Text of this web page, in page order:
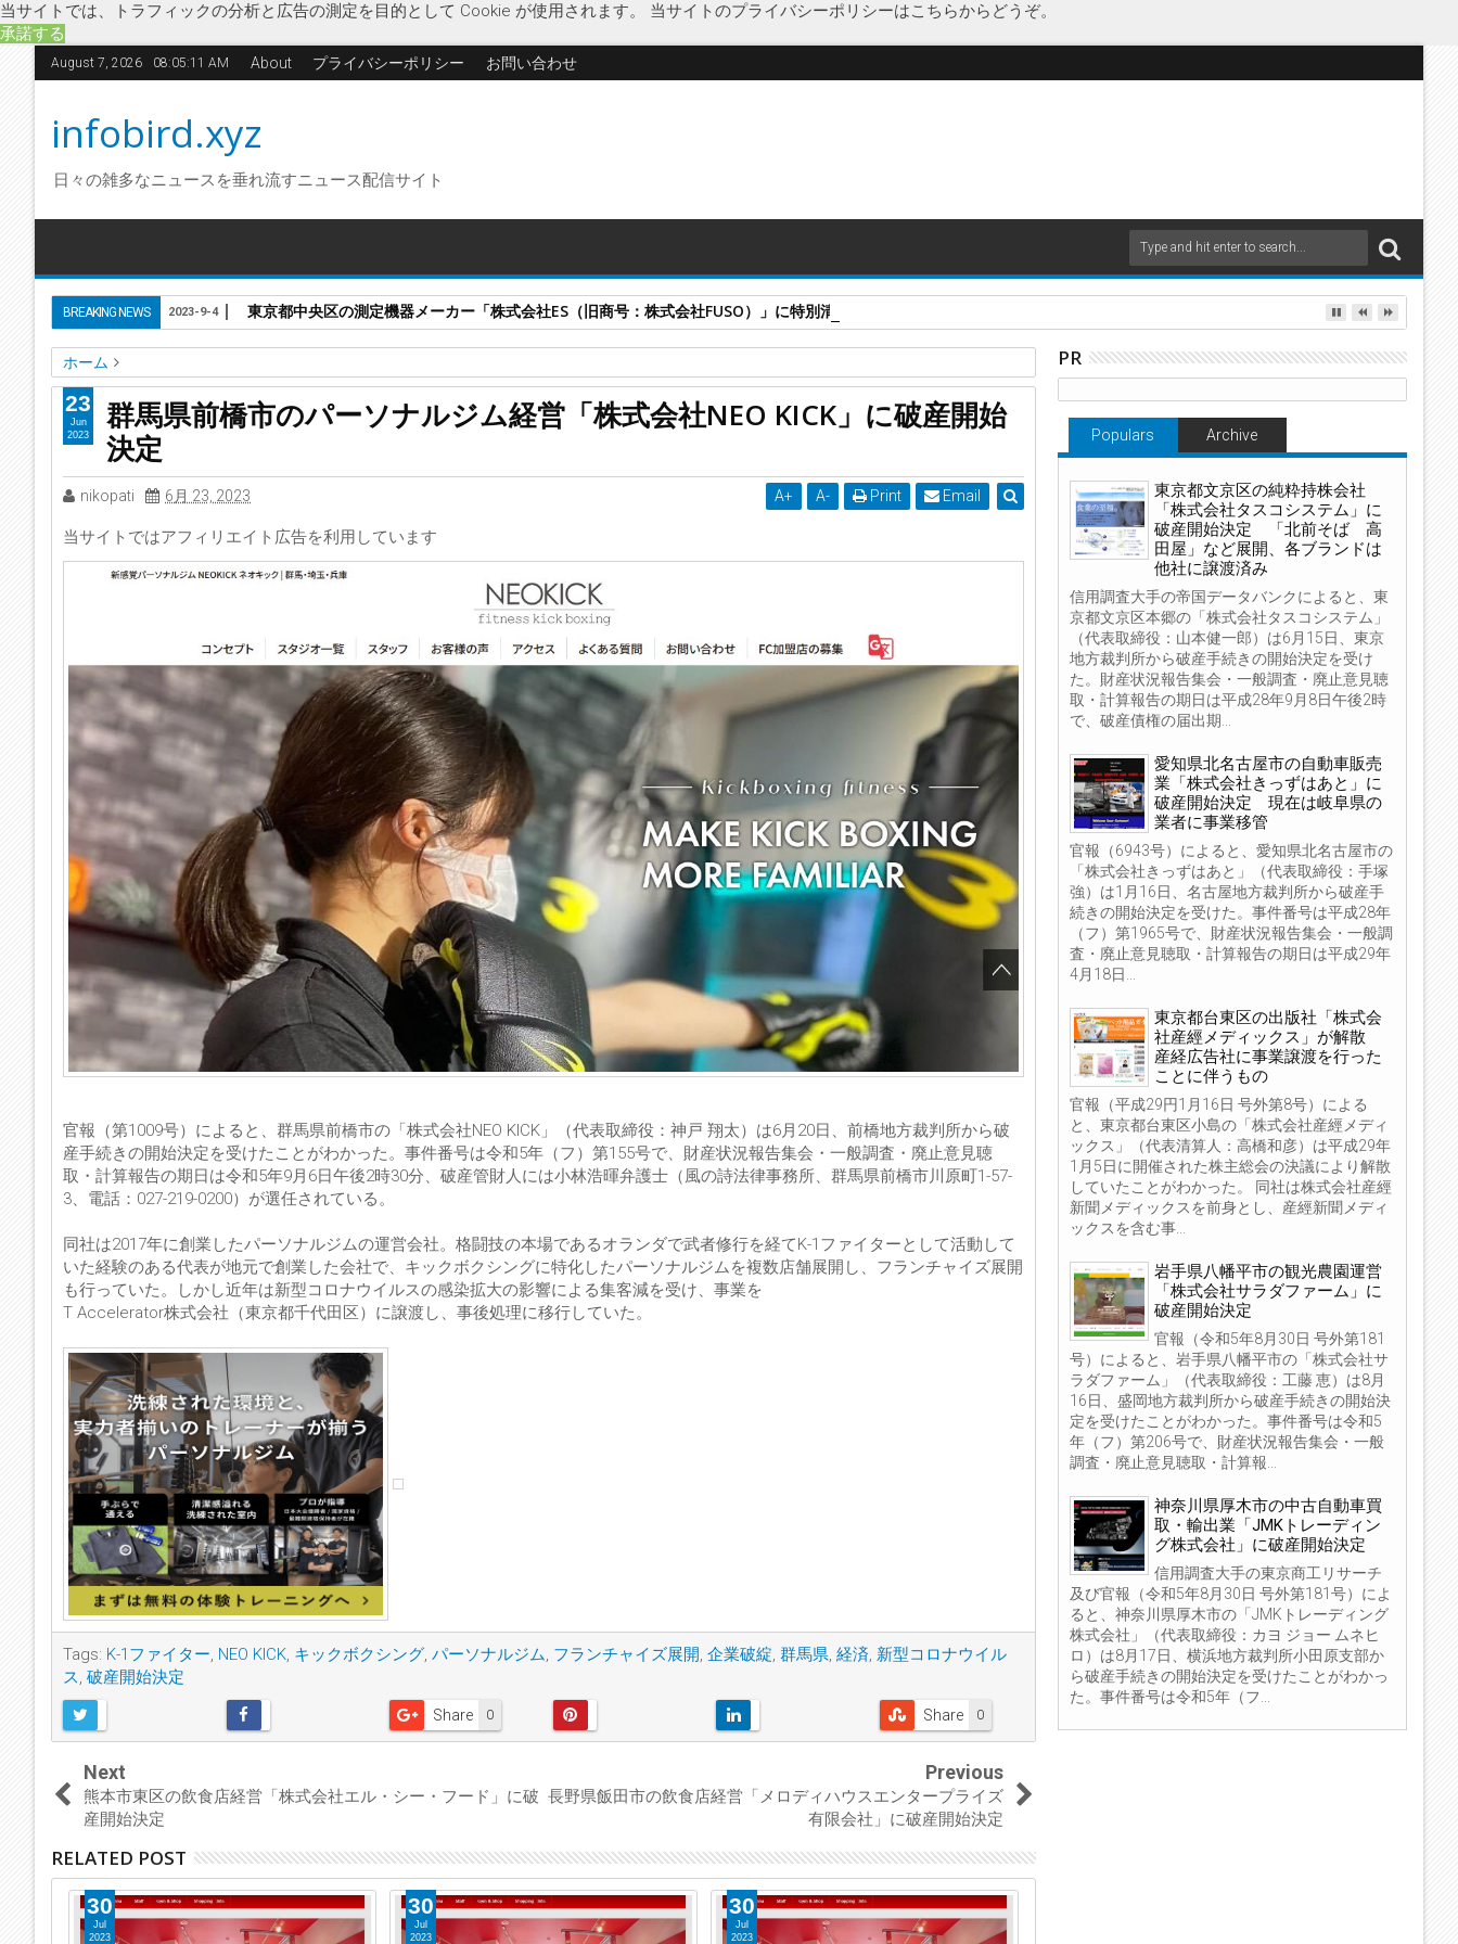
当サイトでは、トラフィックの分析と広告の測定を目的として Cookie が使用されます。 当サイトのプライバシーポリシーはこちらからどうぞ。
承諾する
August 7, 2026 08:05:11 AM About プライバシーポリシー お問い合わせ
infobird.xyz
日々の雑多なニュースを垂れ流すニュース配信サイト
BREAKING NEWS 東京都中央区の測定機器メーカー「株式会社ES（旧商号：株式会社FUSO）」に特別清算開始決定 事業はA-Gas Japanが承継
2023-9-4
ホーム
K-1ファイター
NEO KICK キックボクシング パーソナルジム フランチャイズ展開 企業破綻 群馬県 経済
新型コロナウイルス
破産開始決定
群馬県前橋市のパーソナルジム経営「株式会社NEO KICK」に破産開始決定
群馬県前橋市のパーソナルジム経営「株式会社NEO KICK」に破産開始
決定
nikopati 6月 23, 2023 A+ A- Print Email
当サイトではアフィリエイト広告を利用しています
官報（第1009号）によると、群馬県前橋市の「株式会社NEO KICK」（代表取締役：神戸 翔太）は6月20日、前橋地方裁判所から破
産手続きの開始決定を受けたことがわかった。事件番号は令和5年（フ）第155号で、財産状況報告集会・一般調査・廃止意見聴
取・計算報告の期日は令和5年9月6日午後2時30分、破産管財人には小林浩暉弁護士（風の詩法律事務所、群馬県前橋市川原町1-57-
3、電話：027-219-0200）が選任されている。
同社は2017年に創業したパーソナルジムの運営会社。格闘技の本場であるオランダで武者修行を経てK-1ファイターとして活動して
いた経験のある代表が地元で創業した会社で、キックボクシングに特化したパーソナルジムを複数店舗展開し、フランチャイズ展開
も行っていた。しかし近年は新型コロナウイルスの感染拡大の影響による集客減を受け、事業を
T Accelerator株式会社（東京都千代田区）に譲渡し、事後処理に移行していた。
Tags: K-1ファイター, NEO KICK, キックボクシング, パーソナルジム, フランチャイズ展開, 企業破綻, 群馬県, 経済, 新型コロナウイル
ス, 破産開始決定
0
Share 0
Share
23
Jun
2023
Next
熊本市東区の飲食店経営「株式会社エル・シー・フード」に破
産開始決定
Previous
長野県飯田市の飲食店経営「メロディハウスエンタープライズ
有限会社」に破産開始決定
RELATED POST
30
Jul
2023
30
Jul
2023
30
Jul
2023
PR
Populars Archive
東京都文京区の純粋持株会社
「株式会社タスコシステム」に
破産開始決定 「北前そば 高
田屋」など展開、各ブランドは
他社に譲渡済み
信用調査大手の帝国データバンクによると、東
京都文京区本郷の「株式会社タスコシステム」
（代表取締役：山本健一郎）は6月15日、東京
地方裁判所から破産手続きの開始決定を受け
た。財産状況報告集会・一般調査・廃止意見聴
取・計算報告の期日は平成28年9月8日午後2時
で、破産債権の届出期...
愛知県北名古屋市の自動車販売
業「株式会社きっずはあと」に
破産開始決定 現在は岐阜県の
業者に事業移管
官報（6943号）によると、愛知県北名古屋市の
「株式会社きっずはあと」（代表取締役：手塚
強）は1月16日、名古屋地方裁判所から破産手
続きの開始決定を受けた。事件番号は平成28年
（フ）第1965号で、財産状況報告集会・一般調
査・廃止意見聴取・計算報告の期日は平成29年
4月18日...
東京都台東区の出版社「株式会
社産經メディックス」が解散
産経広告社に事業譲渡を行った
ことに伴うもの
官報（平成29円1月16日 号外第8号）による
と、東京都台東区小島の「株式会社産經メディ
ックス」（代表清算人：高橋和彦）は平成29年
1月5日に開催された株主総会の決議により解散
していたことがわかった。 同社は株式会社産經
新聞メディックスを前身とし、産經新聞メディ
ックスを含む事...
岩手県八幡平市の観光農園運営
「株式会社サラダファーム」に
破産開始決定
官報（令和5年8月30日 号外第181
号）によると、岩手県八幡平市の「株式会社サ
ラダファーム」（代表取締役：工藤 恵）は8月
16日、盛岡地方裁判所から破産手続きの開始決
定を受けたことがわかった。事件番号は令和5
年（フ）第206号で、財産状況報告集会・一般
調査・廃止意見聴取・計算報...
神奈川県厚木市の中古自動車買
取・輸出業「JMKトレーディン
グ株式会社」に破産開始決定
信用調査大手の東京商工リサーチ
及び官報（令和5年8月30日 号外第181号）によ
ると、神奈川県厚木市の「JMKトレーディング
株式会社」（代表取締役：カヨ ジョー ムネヒ
ロ）は8月17日、横浜地方裁判所小田原支部か
ら破産手続きの開始決定を受けたことがわかっ
た。事件番号は令和5年（フ...